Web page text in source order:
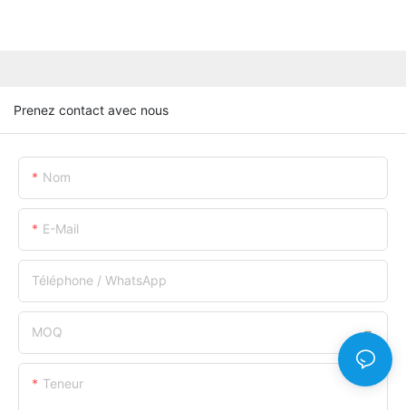
Prenez contact avec nous
Nom
E-Mail
Téléphone / WhatsApp
MOQ
Teneur